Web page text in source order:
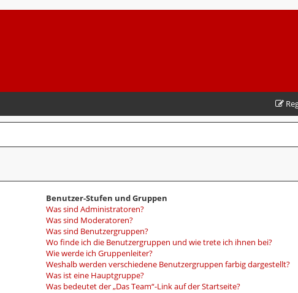
Benutzer-Stufen und Gruppen
Was sind Administratoren?
Was sind Moderatoren?
Was sind Benutzergruppen?
Wo finde ich die Benutzergruppen und wie trete ich ihnen bei?
Wie werde ich Gruppenleiter?
Weshalb werden verschiedene Benutzergruppen farbig dargestellt?
Was ist eine Hauptgruppe?
Was bedeutet der „Das Team“-Link auf der Startseite?